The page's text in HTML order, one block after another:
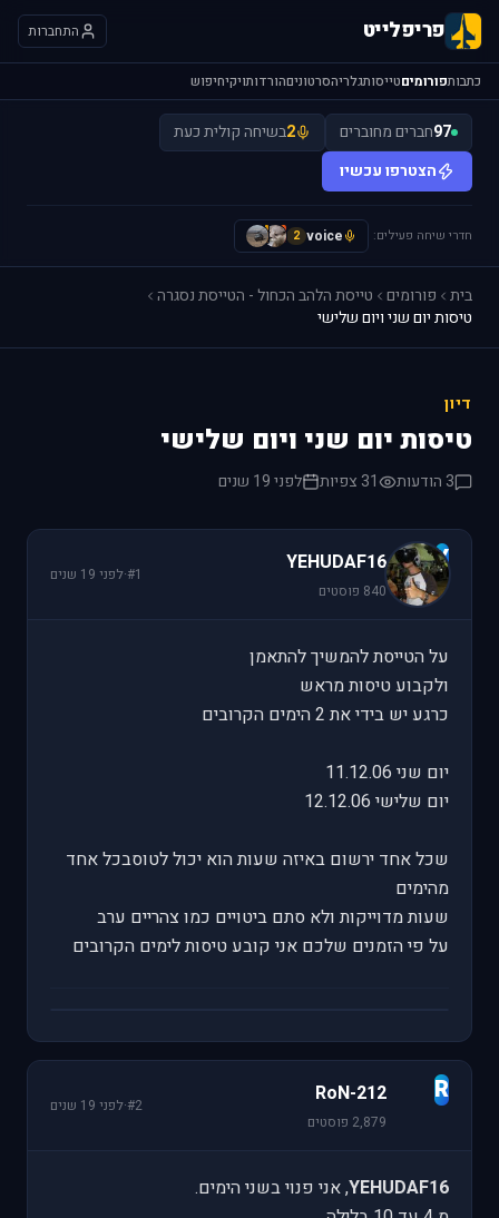
פריפלייט התחברות
כתבותפורומיםטייסותגלריהסרטוניםהורדותויקיחיפוש
97חברים מחוברים 2בשיחה קולית כעת
הצטרפו עכשיו
חדרי שיחה פעילים: voice
2
A
I
בית פורומים
טייסת הלהב הכחול - הטייסת נסגרה
טיסות יום שני ויום שלישי
דיון
טיסות יום שני ויום שלישי
3 הודעות 31 צפיות לפני 19 שנים
Y
YEHUDAF16
840 פוסטים
#1
·לפני 19 שנים
על הטייסת להמשיך להתאמן
ולקבוע טיסות מראש
כרגע יש בידי את 2 הימים הקרובים
יום שני 11.12.06
יום שלישי 12.12.06
שכל אחד ירשום באיזה שעות הוא יכול לטוסבכל אחד
מהימים
שעות מדוייקות ולא סתם ביטויים כמו צהריים ערב
על פי הזמנים שלכם אני קובע טיסות לימים הקרובים
R
RoN-212
2,879 פוסטים
#2
·לפני 19 שנים
YEHUDAF16, אני פנוי בשני הימים.